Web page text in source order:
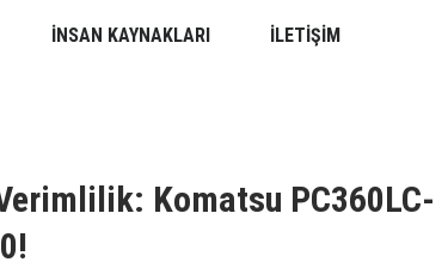
İNSAN KAYNAKLARI İLETİŞİM
Komatsu PC360LC-